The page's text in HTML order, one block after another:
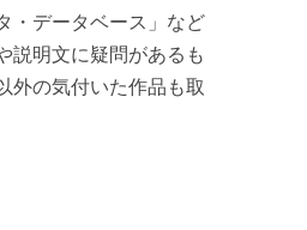
・データベース」など
説明文に疑問があるも
外の気付いた作品も取